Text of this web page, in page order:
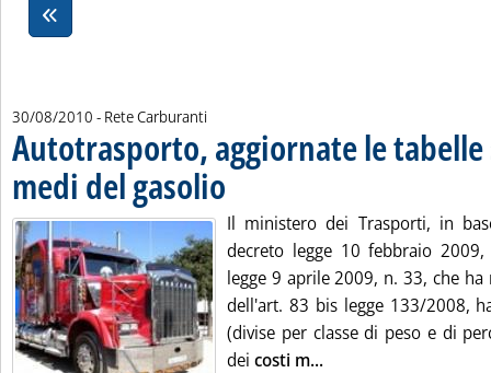
30/08/2010 - Rete Carburanti
Autotrasporto, aggiornate le
medi del gasolio . Pubblicata lunedì 30 agosto 2010 alle 14.54.
Il ministero dei Trasporti, in
decreto legge 10 febbraio
legge 9 aprile 2009, n. 33, che
dell'art. 83 bis legge 133/2008,
(divise per classe di peso e di
dei costi m...Leggi tutta la